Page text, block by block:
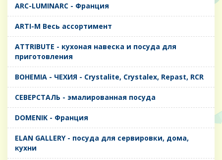
ARC-LUMINARC - Франция
ARTI-M Весь ассортимент
ATTRIBUTE - кухоная навеска и посуда для
приготовления
BOHEMIA - ЧЕХИЯ - Crystalite, Crystalex, Repast, RCR
CЕВЕРСТАЛЬ - эмалированная посуда
DOMENIK - Франция
ELAN GALLERY - посуда для сервировки, дома,
кухни